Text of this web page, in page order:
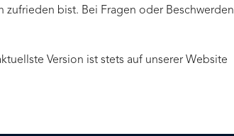
bist. Bei Fragen oder Beschwerden
Version ist stets auf unserer Website